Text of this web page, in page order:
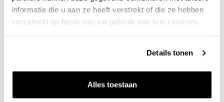
informatie die u aan ze heeft verstrekt of die ze hebben
verzameld op basis van uw gebruik van hun services.
Details tonen
Alles toestaan
Maison Audry 0.7l